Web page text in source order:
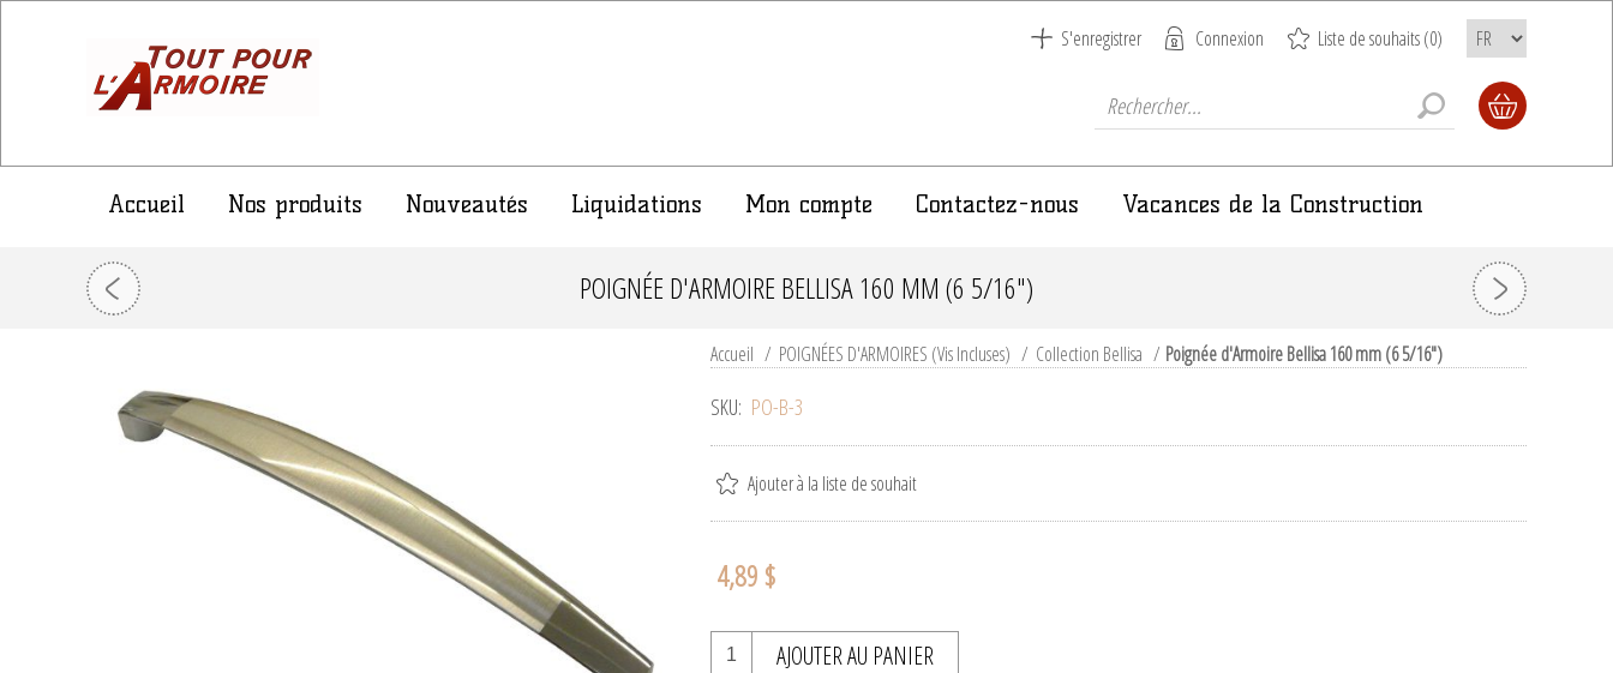
S'enregistrer Connexion Liste de souhaits(0)
Accueil Nos produits Nouveautés Liquidations Mon compte Contactez-nous Vacances de la Construction
POIGNÉE D'ARMOIRE BELLISA 160 MM (6 5/16")
Accueil / POIGNÉES D'ARMOIRES (Vis Incluses) / Collection Bellisa / Poignée d'Armoire Bellisa 160 mm (6 5/16")
SKU: PO-B-3
Ajouter à la liste de souhait
4,89 $
AJOUTER AU PANIER